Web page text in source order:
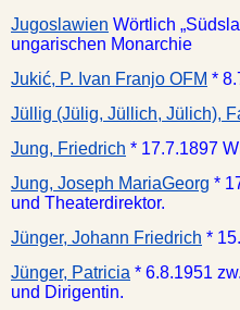
Jugoslawien Wörtlich
ungarischen Monarchie
Jukić, P. Ivan Franjo OFM *
Jüllig (Jülig, Jüllich, Jülich),
Jung, Friedrich * 17.7.1897
Jung, Joseph MariaGeorg *
und Theaterdirektor.
Jünger, Johann Friedrich *
Jünger, Patricia * 6.8.1951
und Dirigentin.